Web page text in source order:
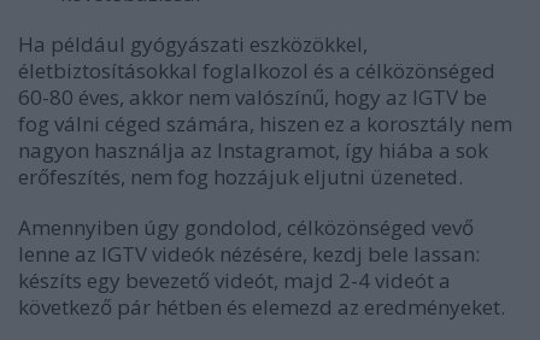
Ha például gyógyászati eszközökkel,
életbiztosításokkal foglalkozol és a célközönséged
60-80 éves, akkor nem valószínű, hogy az IGTV be
fog válni céged számára, hiszen ez a korosztály nem
nagyon használja az Instagramot, így hiába a sok
erőfeszítés, nem fog hozzájuk eljutni üzeneted.
Amennyiben úgy gondolod, célközönséged vevő
lenne az IGTV videók nézésére, kezdj bele lassan:
készíts egy bevezető videót, majd 2-4 videót a
következő pár hétben és elemezd az eredményeket.